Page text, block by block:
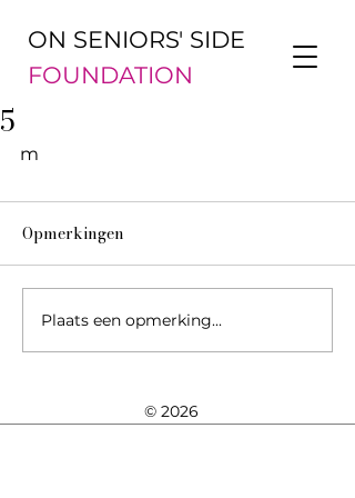
ON SENIORS' SIDE
FOUNDATION
5
m
Opmerkingen
Plaats een opmerking...
© 2026